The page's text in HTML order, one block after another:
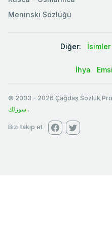
Meninski Sözlüğü
Diğer: İsimler
İhya
© 2003 - 2026 Çağdaş Sözlük
سوزلك .
Bizi takip et